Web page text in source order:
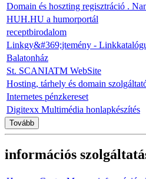
Domain és hoszting regisztráció .
HUH.HU a humorportál
receptbirodalom
Linkgy&#369;jtemény -
Balatonház
St. SCANIATM WebSite
Hosting, tárhely és domain
Internetes pénzkereset
Digitexx Multimédia honlapkészítés
Tovább
információs